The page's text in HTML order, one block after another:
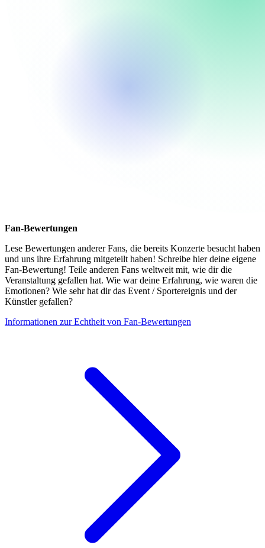
Fan-Bewertungen
Lese Bewertungen anderer Fans, die bereits Konzerte besucht haben
und uns ihre Erfahrung mitgeteilt haben! Schreibe hier deine eigene
Fan-Bewertung! Teile anderen Fans weltweit mit, wie dir die
Veranstaltung gefallen hat. Wie war deine Erfahrung, wie waren die
Emotionen? Wie sehr hat dir das Event / Sportereignis und der
Künstler gefallen?
Informationen zur Echtheit von Fan-Bewertungen